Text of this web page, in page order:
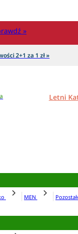
»
2+1 za 1 zł »
Letni
MEN